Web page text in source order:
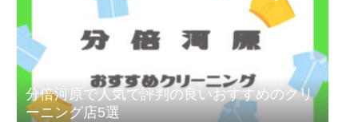
分倍河原で人気で評判の良いおすすめのクリ
ーニング店5選